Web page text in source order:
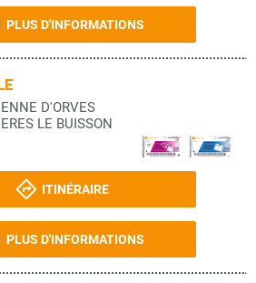
PLUS D'INFORMATIONS
D'ORVES
LE BUISSON
ITINÉRAIRE
PLUS D'INFORMATIONS